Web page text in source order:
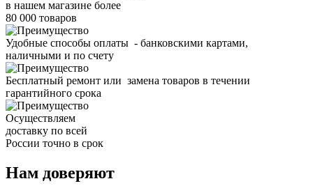
в нашем магазине более
80 000 товаров
Удобные способы оплаты - банковскими картами,
наличными и по счету
Бесплатный ремонт или замена товаров в течении
гарантийного срока
Осуществляем
доставку по всей
России точно в срок
Нам доверяют